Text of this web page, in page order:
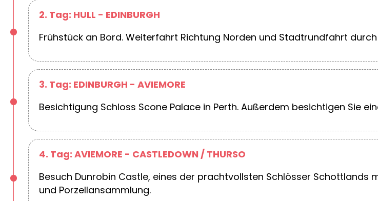
2. Tag: HULL - EDINBURGH
Frühstück an Bord. Weiterfahrt Richtung Norden und Stadtrundfahrt
3. Tag: EDINBURGH - AVIEMORE
Besichtigung Schloss Scone Palace in Perth. Außerdem besichtigen Sie
4. Tag: AVIEMORE - CASTLEDOWN / THURSO
Besuch Dunrobin Castle, eines der prachtvollsten Schlösser
und Porzellansammlung.